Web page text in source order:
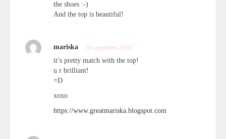
the shoes :-)
And the top is beautiful!
mariska 16 septembre 2010
it’s pretty match with the top!
u r brilliant!
=D
xoxo
https://www.greatmariska.blogspot.com